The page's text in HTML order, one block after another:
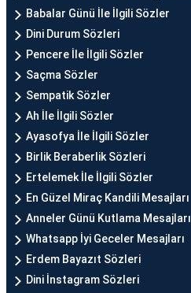
Babalar Günü İle İlgili Sözler
Dini Durum Sözleri
Pencere İle İlgili Sözler
Saçma Sözler
Sempatik Sözler
Ah İle İlgili Sözler
Ayasofya İle İlgili Sözler
Birlik Beraberlik Sözleri
Ertelemek İle İlgili Sözler
En Güzel Miraç Kandili Mesajları
Anneler Günü Kutlama Mesajları
Whatsapp İyi Geceler Mesajları
Erdem Bayazıt Sözleri
Dini İnstagram Sözleri